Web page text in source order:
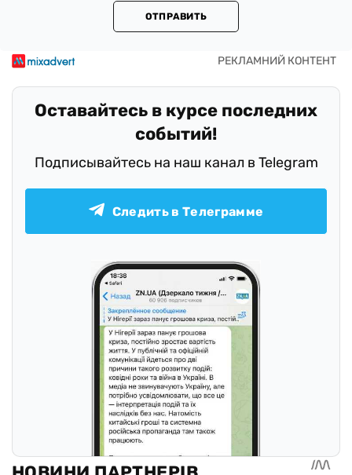
ОТПРАВИТЬ
Оставайтесь в курсе последних
событий!
Подписывайтесь на наш канал в Telegram
Следить в Телеграмме